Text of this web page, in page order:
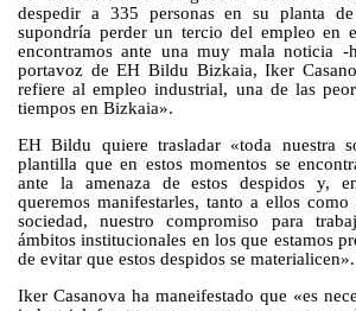
despedir a 335 personas en su planta
supondría perder un tercio del empleo en
encontramos ante una muy mala noticia -
portavoz de EH Bildu Bizkaia, Iker
refiereal empleo industrial, una de las
tiempos en Bizkaia».
EH Bildu quiere trasladar «toda nuestra
plantilla que en estos momentos se
ante la amenaza de estos despidos y,
queremosmanifestarles, tanto a ellos
sociedad, nuestro compromiso para
ámbitos institucionales en los que estamos
de evitar que estos despidos se materialicen».
Iker Casanova ha maneifestado que «es